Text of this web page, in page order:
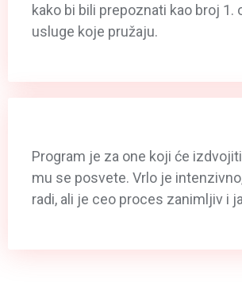
kako bi bili prepoznati kao broj 1.
usluge koje pružaju.
Program je za one koji će
mu se posvete. Vrlo je
radi, ali je ceo proces zanimljiv i